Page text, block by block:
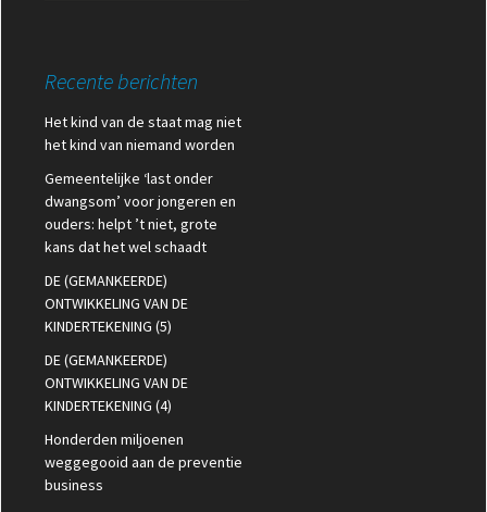
Recente berichten
Het kind van de staat mag niet
het kind van niemand worden
Gemeentelijke ‘last onder
dwangsom’ voor jongeren en
ouders: helpt ’t niet, grote
kans dat het wel schaadt
DE (GEMANKEERDE)
ONTWIKKELING VAN DE
KINDERTEKENING (5)
DE (GEMANKEERDE)
ONTWIKKELING VAN DE
KINDERTEKENING (4)
Honderden miljoenen
weggegooid aan de preventie
business